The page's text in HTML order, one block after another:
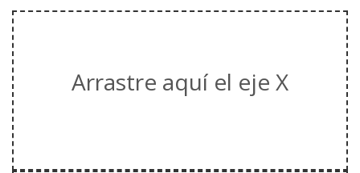
Arrastre aquí el eje X